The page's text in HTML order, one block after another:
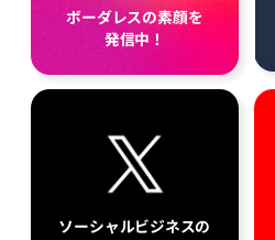
ボーダレスの素顔を
発信中！
ソーシャルビジネスの